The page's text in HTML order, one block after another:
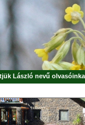
László nevű